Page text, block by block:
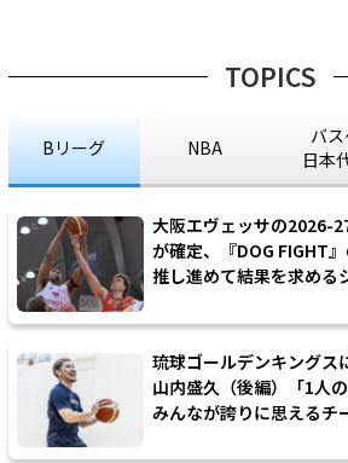
TOPICS
Bリーグ NBA
バス
日本
大阪エヴェッサの2026-
が確定、『DOG FIGHT
推し進めて結果を求める
琉球ゴールデンキングス
山内盛久（後編）「1人
みんなが誇りに思えるチ